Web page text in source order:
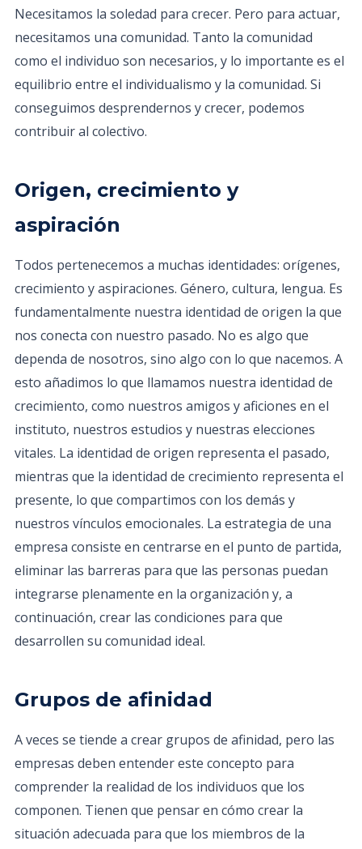
Necesitamos la soledad para crecer. Pero para actuar,
necesitamos una comunidad. Tanto la comunidad
como el individuo son necesarios, y lo importante es el
equilibrio entre el individualismo y la comunidad. Si
conseguimos desprendernos y crecer, podemos
contribuir al colectivo.
Origen, crecimiento y
aspiración
Todos pertenecemos a muchas identidades: orígenes,
crecimiento y aspiraciones. Género, cultura, lengua. Es
fundamentalmente nuestra identidad de origen la que
nos conecta con nuestro pasado. No es algo que
dependa de nosotros, sino algo con lo que nacemos. A
esto añadimos lo que llamamos nuestra identidad de
crecimiento, como nuestros amigos y aficiones en el
instituto, nuestros estudios y nuestras elecciones
vitales. La identidad de origen representa el pasado,
mientras que la identidad de crecimiento representa el
presente, lo que compartimos con los demás y
nuestros vínculos emocionales. La estrategia de una
empresa consiste en centrarse en el punto de partida,
eliminar las barreras para que las personas puedan
integrarse plenamente en la organización y, a
continuación, crear las condiciones para que
desarrollen su comunidad ideal.
Grupos de afinidad
A veces se tiende a crear grupos de afinidad, pero las
empresas deben entender este concepto para
comprender la realidad de los individuos que los
componen. Tienen que pensar en cómo crear la
situación adecuada para que los miembros de la